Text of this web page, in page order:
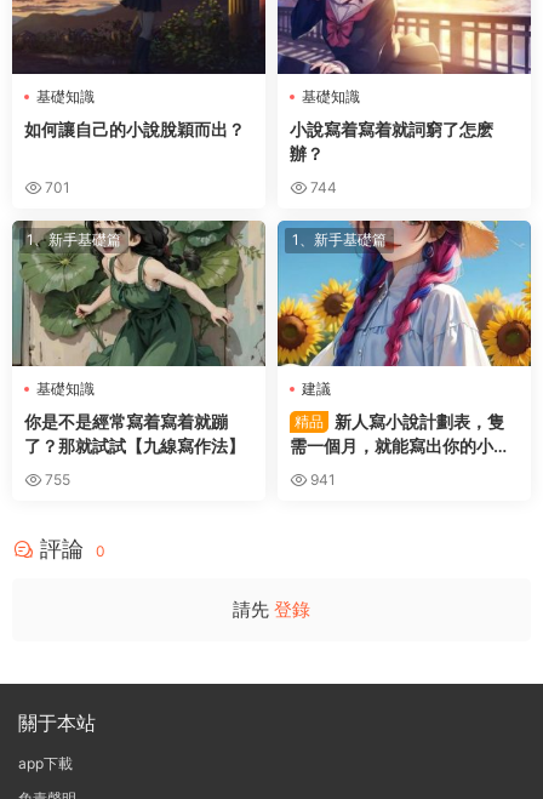
基礎知識
如何讓自己的小說脫穎而出？
701
基礎知識
小說寫着寫着就詞窮了怎麽
辦？
744
1、新手基礎篇
基礎知識
你是不是經常寫着寫着就蹦
了？那就試試【九線寫作法】
755
1、新手基礎篇
建議
精品
新人寫小說計劃表，隻
需一個月，就能寫出你的小
說。941
評論 0
請先 登錄
關于本站
app下載